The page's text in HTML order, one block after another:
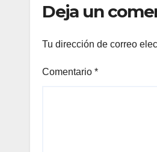
Deja un
Tu dirección de correo
Comentario *